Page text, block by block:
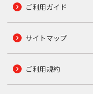
ご利用ガイド
サイトマップ
ご利用規約